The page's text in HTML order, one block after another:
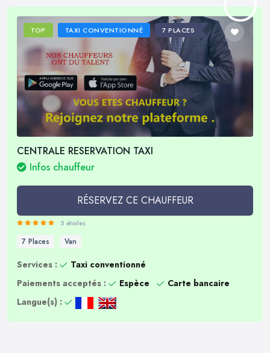
TOP TAXI CONVENTIONNÉ 7 PLACES
CENTRALE RESERVATION TAXI
Infos chauffeur
RÉSERVEZ CE CHAUFFEUR
5 étoiles
7 Places Van
Services :
Taxi conventionné
Paiements acceptés :
Espèce
Carte bancaire
Langue(s) :